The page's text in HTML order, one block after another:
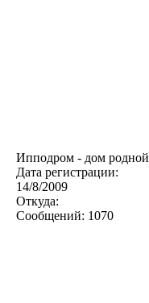
Ипподром - дом родной
Дата регистрации:
14/8/2009
Откуда:
Сообщений: 1070